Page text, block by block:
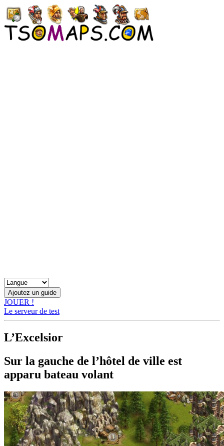
JOUER !
Le serveur de test
L’Excelsior
Sur la gauche de l’hôtel de ville est
apparu bateau volant